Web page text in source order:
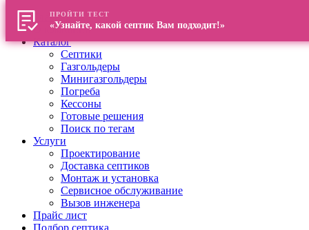
Главная
О компании
Каталог
Септики
Газгольдеры
Минигазгольдеры
Погреба
Кессоны
Готовые решения
Поиск по тегам
Услуги
Проектирование
Доставка септиков
Монтаж и установка
Сервисное обслуживание
Вызов инженера
Прайс лист
Подбор септика
ПРОЙТИ ТЕСТ
«Узнайте, какой септик Вам подходит!»